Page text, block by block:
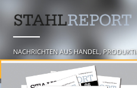
NACHRICHTEN AUS HANDEL,